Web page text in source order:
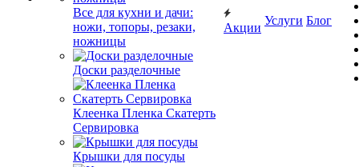
Все для кухни и дачи:
ножи, топоры, резаки,
ножницы
Доски разделочные
Клеенка Пленка Скатерть
Сервировка
Крышки для посуды
Акции
Услуги Блог